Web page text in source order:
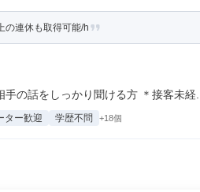
の連休も取得可能/h
の話をしっかり聞ける方 ＊接客未経...
ター歓迎 学歴不問 +18個